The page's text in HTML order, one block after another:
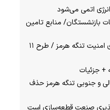
اتمی می‌شود
بازنشستگان/ منابع تامین
جزئیات جدید از طرح راهبردی امنیت تنگه هرمز / طرح ۱۱
+ جزئیات
و جنوبی تنگه هرمز حذف
صنعت قطعه‌سازی است